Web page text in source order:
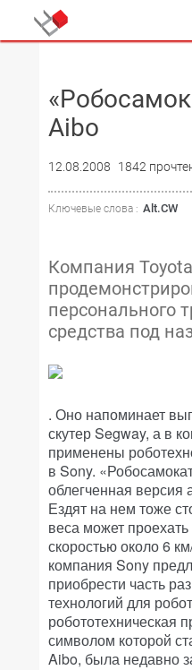
Aibo
12.08.2008 1842
Ключевые слова : Alt.CW
Компания Toyota
персонального
средства под
. Оно напоминает
скутер Segway, а в
применены
в Sony.
облегченная версия
Ездят на нем тоже
веса может
скоростью около 6
компания Sony
приобрести часть
технологий для
робототехническая
символом которой
Aibo, была недавно